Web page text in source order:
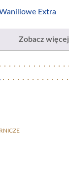
Extra
Zobacz więcej